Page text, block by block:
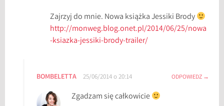
s
h
e
w
Zajrzyj do mnie. Nowa książka Jessiki Brody
http://monweg.blog.onet.pl/2014/06/25/nowa
-ksiazka-jessiki-brody-trailer/
BOMBELETTA 25/06/2014 o 20:14 ODPOWIEDZ
Zgadzam się całkowicie